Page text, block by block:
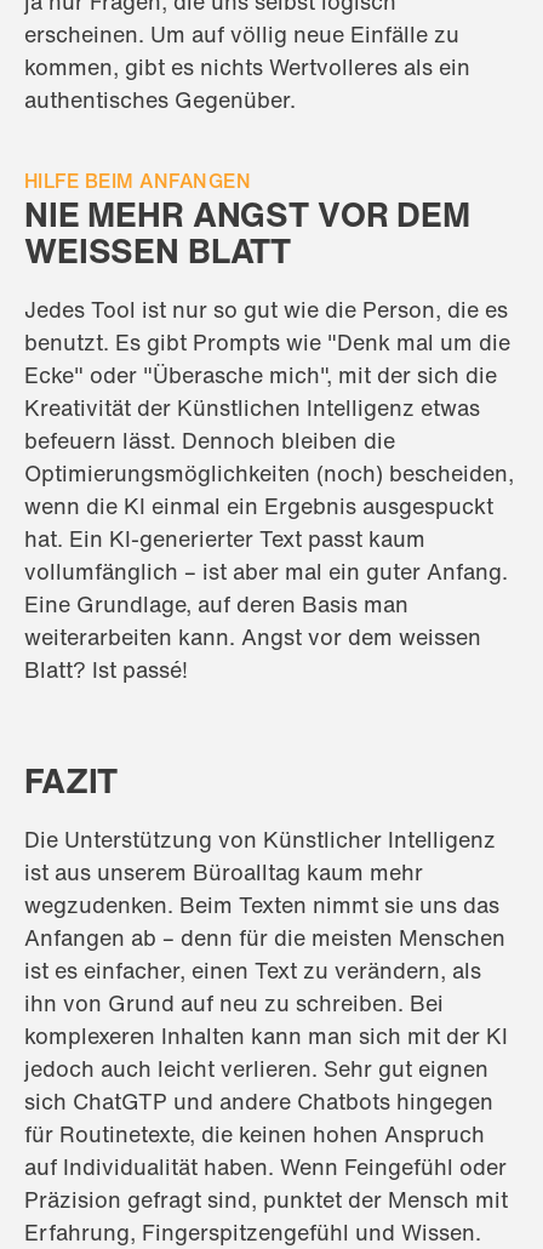
erscheinen. Um auf völlig neue Einfälle zu
kommen, gibt es nichts Wertvolleres als ein
authentisches Gegenüber.
HILFE BEIM ANFANGEN
NIE MEHR ANGST VOR DEM
WEISSEN BLATT
Jedes Tool ist nur so gut wie die Person, die es
benutzt. Es gibt Prompts wie "Denk mal um die
Ecke" oder "Überasche mich", mit der sich die
Kreativität der Künstlichen Intelligenz etwas
befeuern lässt. Dennoch bleiben die
Optimierungsmöglichkeiten (noch) bescheiden,
wenn die KI einmal ein Ergebnis ausgespuckt
hat. Ein KI-generierter Text passt kaum
vollumfänglich – ist aber mal ein guter Anfang.
Eine Grundlage, auf deren Basis man
weiterarbeiten kann. Angst vor dem weissen
Blatt? Ist passé!
FAZIT
Die Unterstützung von Künstlicher Intelligenz
ist aus unserem Büroalltag kaum mehr
wegzudenken. Beim Texten nimmt sie uns das
Anfangen ab – denn für die meisten Menschen
ist es einfacher, einen Text zu verändern, als
ihn von Grund auf neu zu schreiben. Bei
komplexeren Inhalten kann man sich mit der KI
jedoch auch leicht verlieren. Sehr gut eignen
sich ChatGTP und andere Chatbots hingegen
für Routinetexte, die keinen hohen Anspruch
auf Individualität haben. Wenn Feingefühl oder
Präzision gefragt sind, punktet der Mensch mit
Erfahrung, Fingerspitzengefühl und Wissen.